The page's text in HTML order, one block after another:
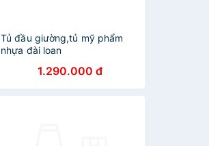
Tủ đầu giường,tủ mỹ phẩm
nhựa đài loan
1.290.000 đ